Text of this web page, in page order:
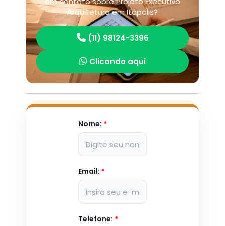
Arquitetura em Itápolis?
(11) 98124-3396
Clicando aqui
Nome: *
Email: *
Telefone: *